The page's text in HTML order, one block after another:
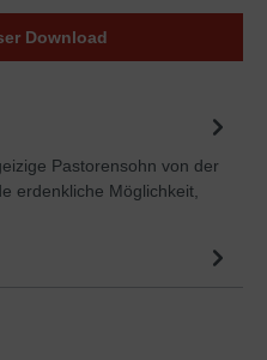
Download
Pastorensohn von der
erdenkliche Möglichkeit,